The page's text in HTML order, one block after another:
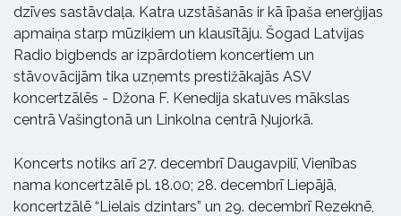
dzīves sastāvdaļa. Katra uzstāšanās ir kā īpaša enerģijas
apmaiņa starp mūziķiem un klausītāju. Šogad Latvijas
Radio bigbends ar izpārdotiem koncertiem un
stāvovācijām tika uzņemts prestižākajās ASV
koncertzālēs - Džona F. Kenedija skatuves mākslas
centrā Vašingtonā un Linkolna centrā Ņujorkā.
Koncerts notiks arī 27. decembrī Daugavpilī, Vienības
nama koncertzālē pl. 18.00; 28. decembrī Liepājā,
koncertzālē “Lielais dzintars” un 29. decembrī Rezeknē,